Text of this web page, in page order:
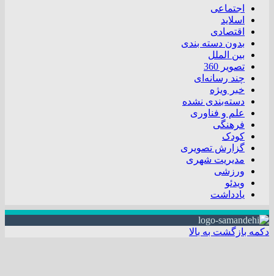
اجتماعی
اسلاید
اقتصادی
بدون دسته بندی
بین الملل
تصویر 360
چند رسانه‌ای
خبر ویژه
دسته‌بندی نشده
علم و فناوری
فرهنگی
کودک
گزارش تصویری
مدیریت شهری
ورزشی
ویدئو
یادداشت
دکمه بازگشت به بالا